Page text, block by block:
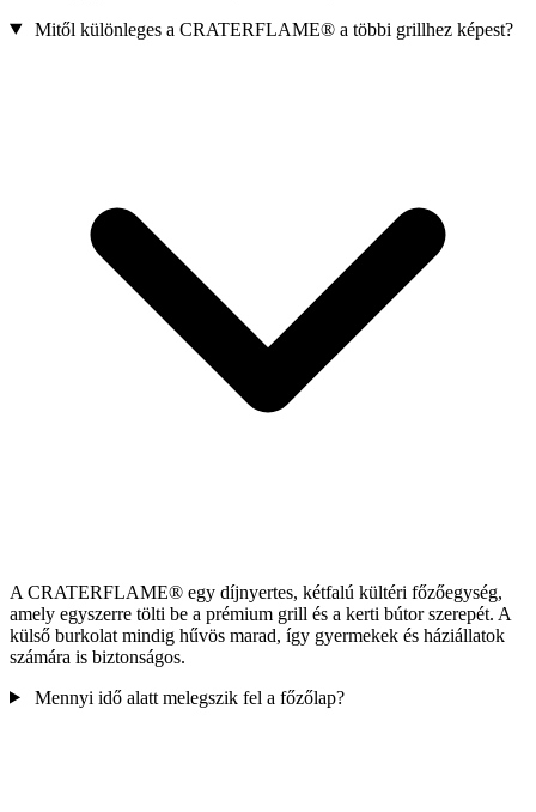
Mitől különleges a CRATERFLAME®a többi grillhez képest?
A CRATERFLAME® egy díjnyertes, kétfalú kültéri főzőegység,
amely egyszerre tölti be a prémium grill és a kerti bútor szerepét. A
külső burkolat mindig hűvös marad, így gyermekek és háziállatok
számára is biztonságos.
Mennyi idő alatt melegszik fel a főzőlap?